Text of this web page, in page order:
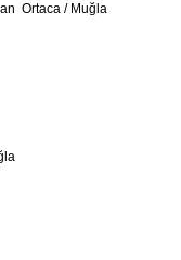
Ortaca / Muğla